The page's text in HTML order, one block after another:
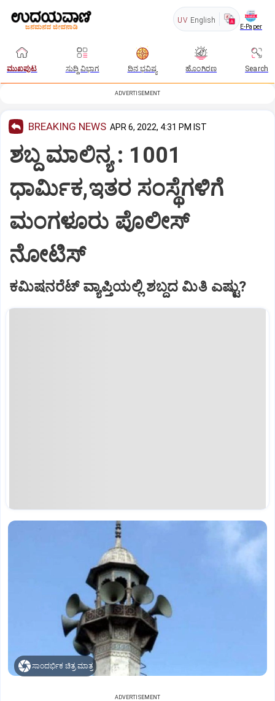
UV English
E-Paper
ಮುಖಪುಟ ಸುದ್ದಿ ವಿಭಾಗ ದಿನ ಭವಿಷ್ಯ ಹೊಂಗಿರಣ Search
ADVERTISEMENT
BREAKING NEWS APR 6, 2022, 4:31 PM IST
ಶಬ್ದ ಮಾಲಿನ್ಯ : 1001
ಧಾರ್ಮಿಕ,ಇತರ ಸಂಸ್ಥೆಗಳಿಗೆ
ಮಂಗಳೂರು ಪೊಲೀಸ್
ನೋಟಿಸ್
ಕಮಿಷನರೆಟ್ ವ್ಯಾಪ್ತಿಯಲ್ಲಿ ಶಬ್ದದ ಮಿತಿ ಎಷ್ಟು?
ಸಾಂದರ್ಭಿಕ ಚಿತ್ರ ಮಾತ್ರ
ADVERTISEMENT